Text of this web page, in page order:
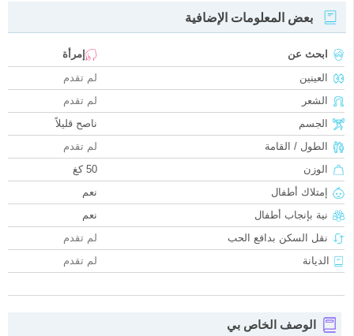
بعض المعلومات الإضافية
ابحث عن
إمرأة
العينين
لم تقدم
الشعر
لم تقدم
الجسم
ناصح قليلاً
الطول / القامة
لم تقدم
الوزن
50 كغ
إمتلاك أطفال
نعم
نية بإنجاب أطفال
نعم
نقل السكن بدافع الحب
لم تقدم
الديانة
لم تقدم
الوصف الخاص بي